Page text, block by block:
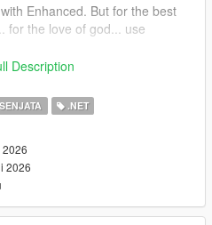
Enhanced. But for the best
for the love of god... use
inside the ClimbGuns.zip, into
Description
.NET
2026